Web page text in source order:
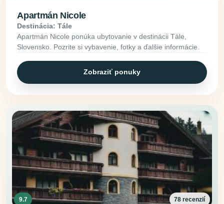
Apartmán Nicole
Destinácia: Tále
Apartmán Nicole ponúka ubytovanie v destinácii Tále,
Slovensko. Pozrite si vybavenie, fotky a ďalšie informácie.
Zobraziť ponuky
9.7 78 recenzií